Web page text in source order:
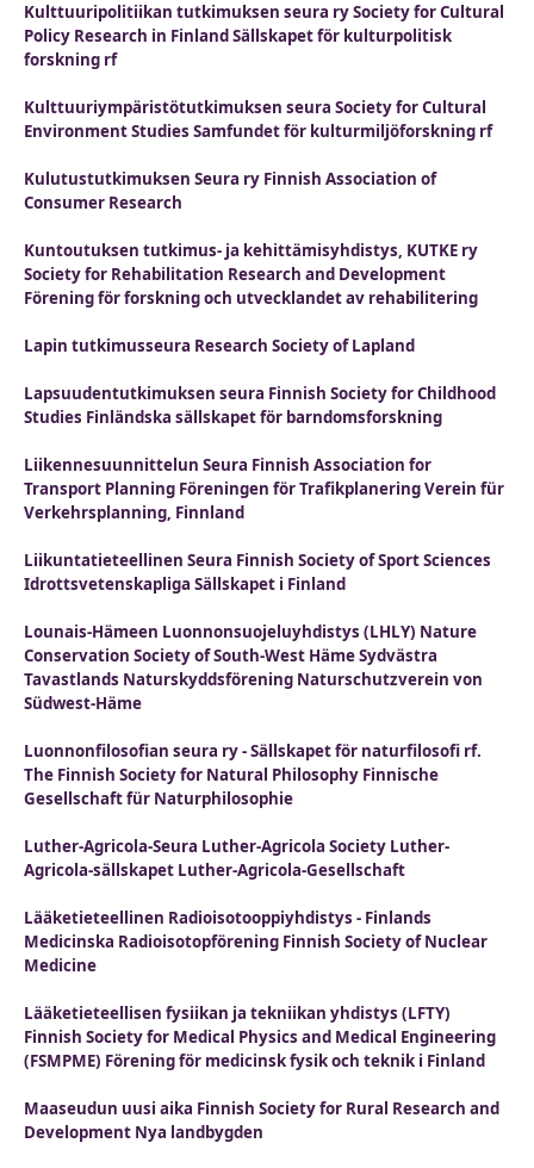
Kulttuuripolitiikan tutkimuksen seura ry Society for Cultural
Policy Research in Finland Sällskapet för kulturpolitisk
forskning rf
Kulttuuriympäristötutkimuksen seura Society for Cultural
Environment Studies Samfundet för kulturmiljöforskning rf
Kulutustutkimuksen Seura ry Finnish Association of
Consumer Research
Kuntoutuksen tutkimus- ja kehittämisyhdistys, KUTKE ry
Society for Rehabilitation Research and Development
Förening för forskning och utvecklandet av rehabilitering
Lapin tutkimusseura Research Society of Lapland
Lapsuudentutkimuksen seura Finnish Society for Childhood
Studies Finländska sällskapet för barndomsforskning
Liikennesuunnittelun Seura Finnish Association for
Transport Planning Föreningen för Trafikplanering Verein für
Verkehrsplanning, Finnland
Liikuntatieteellinen Seura Finnish Society of Sport Sciences
Idrottsvetenskapliga Sällskapet i Finland
Lounais-Hämeen Luonnonsuojeluyhdistys (LHLY) Nature
Conservation Society of South-West Häme Sydvästra
Tavastlands Naturskyddsförening Naturschutzverein von
Südwest-Häme
Luonnonfilosofian seura ry - Sällskapet för naturfilosofi rf.
The Finnish Society for Natural Philosophy Finnische
Gesellschaft für Naturphilosophie
Luther-Agricola-Seura Luther-Agricola Society Luther-
Agricola-sällskapet Luther-Agricola-Gesellschaft
Lääketieteellinen Radioisotooppiyhdistys - Finlands
Medicinska Radioisotopförening Finnish Society of Nuclear
Medicine
Lääketieteellisen fysiikan ja tekniikan yhdistys (LFTY)
Finnish Society for Medical Physics and Medical Engineering
(FSMPME) Förening för medicinsk fysik och teknik i Finland
Maaseudun uusi aika Finnish Society for Rural Research and
Development Nya landbygden